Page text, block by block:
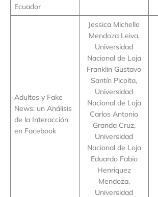
Ecuador
Adultos y Fake
News: un Análisis
de la Interacción
en Facebook
Jessica Michelle
Mendoza Leiva,
Universidad
Nacional de Loja
Franklin Gustavo
Santín Picoita,
Universidad
Nacional de Loja
Carlos Antonio
Granda Cruz,
Universidad
Nacional de Loja
Eduardo Fabio
Henriquez
Mendoza,
Universidad